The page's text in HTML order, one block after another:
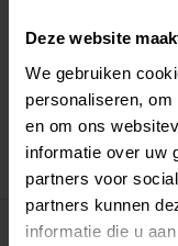
Deze website
We gebruiken
personaliseren,
en om ons
informatie over uw
partners voor
partners kunnen
informatie die u
Altijd gratis
Veilig betalen
30 dagen
Art number: 61238